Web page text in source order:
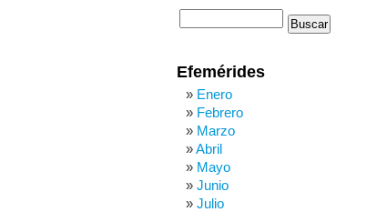
Efemérides
Enero
Febrero
Marzo
Abril
Mayo
Junio
Julio